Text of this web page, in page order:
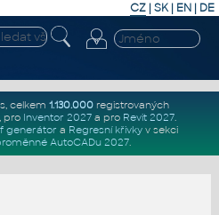
CZ | SK| EN | DE
celkem 1.130.000registrovaných
pro Inventor 2027a pro Revit 2027.
generátor a Regresní křivkyv sekci
AutoCADu 2027.